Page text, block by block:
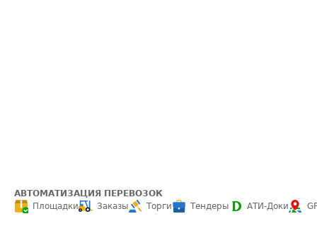
АВТОМАТИЗАЦИЯ ПЕРЕВОЗОК
Площадки
Заказы Торги Тендеры АТИ-Доки